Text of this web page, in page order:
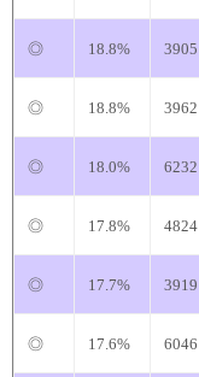
◎ 18.8% 3905
◎ 18.8% 3962
◎ 18.0% 6232
◎ 17.8% 4824
◎ 17.7% 3919
◎ 17.6% 6046